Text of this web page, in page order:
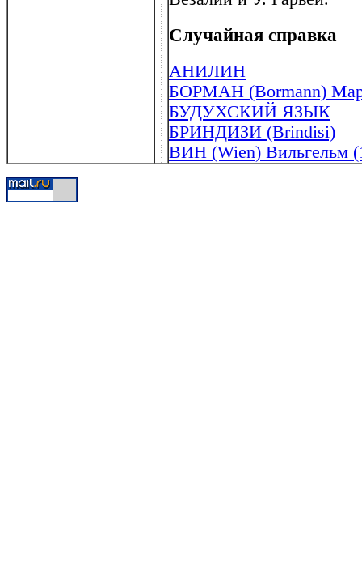
Случайная справка
АНИЛИН
БОРМАН (Bormann)
БУДУХСКИЙ ЯЗЫК
БРИНДИЗИ (Brindisi)
ВИН (Wien) Вильгельм